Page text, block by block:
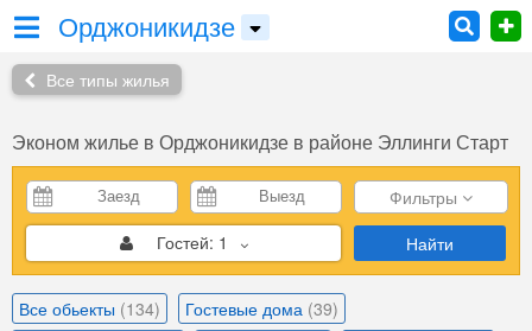
Орджоникидзе
Все типы жилья
Эконом жилье в Орджоникидзе в районе Эллинги Старт
Фильтры
Гостей: 1 Найти
Все обьекты (134) Гостевые дома (39)